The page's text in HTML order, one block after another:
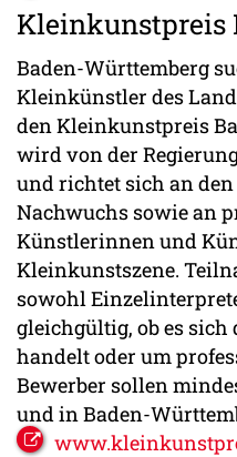
Kleinkunstpreis
Baden-Württemberg
Kleinkünstler des
den Kleinkunstpreis
wird von der
und richtet sich an
Nachwuchs sowie an
Künstlerinnen und
Kleinkunstszene.
sowohl
gleichgültig, ob es sich
handelt oder um
Bewerber sollen
und in Baden-